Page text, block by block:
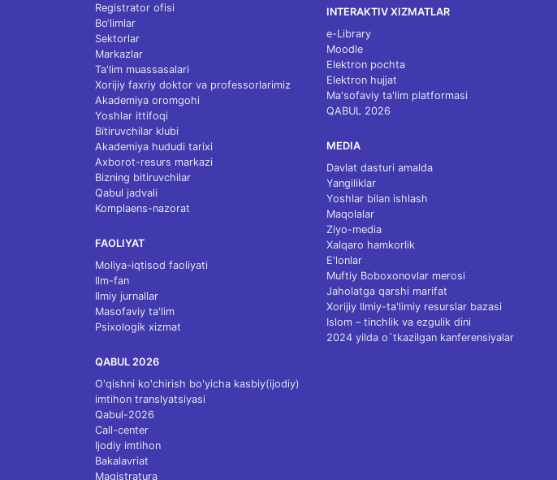
Registrator ofisi
Bo‘limlar
Sektorlar
Markazlar
Ta'lim muassasalari
Xorijiy faxriy doktor va professorlarimiz
Akademiya oromgohi
Yoshlar ittifoqi
Bitiruvchilar klubi
Akademiya hududi tarixi
Axborot-resurs markazi
Bizning bitiruvchilar
Qabul jadvali
Komplaens-nazorat
FAOLIYAT
Moliya-iqtisod faoliyati
Ilm-fan
Ilmiy jurnallar
Masofaviy ta'lim
Psixologik xizmat
QABUL 2026
O'qishni ko'chirish bo'yicha kasbiy(ijodiy)
imtihon translyatsiyasi
Qabul-2026
Call-center
Ijodiy imtihon
Bakalavriat
Magistratura
INTERAKTIV XIZMATLAR
e-Library
Moodle
Elektron pochta
Elektron hujjat
Ma'sofaviy ta'lim platformasi
QABUL 2026
MEDIA
Davlat dasturi amalda
Yangiliklar
Yoshlar bilan ishlash
Maqolalar
Ziyo-media
Xalqaro hamkorlik
E'lonlar
Muftiy Boboxonovlar merosi
Jaholatga qarshi marifat
Xorijiy Ilmiy-ta'limiy resurslar bazasi
Islom – tinchlik va ezgulik dini
2024 yilda o`tkazilgan kanferensiyalar